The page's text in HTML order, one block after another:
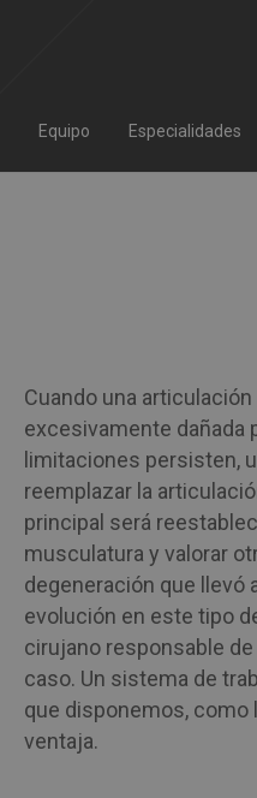
Equipo Especialidades
Cuando una
excesivamente dañada
limitaciones persisten,
reemplazar la
principal será
musculatura y valorar
degeneración que llevó
evolución en este tipo
cirujano responsable
caso. Un sistema de
que disponemos, como
ventaja.